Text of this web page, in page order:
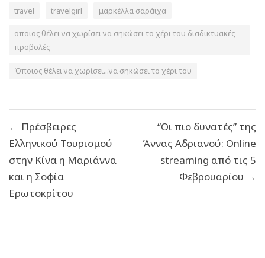
travel travelgirl μαρκέλλα σαράιχα
οποιος θέλει να χωρίσει να σηκώσει το χέρι του διαδικτυακές
προβολές
Όποιος θέλει να χωρίσει...να σηκώσει το χέρι του
άρθρων
← Πρέσβειρες
Ελληνικού Τουρισμού
στην Κίνα η Μαριάννα
και η Σοφία
Ερωτοκρίτου
“Οι πιο δυνατές” της
Άννας Αδριανού: Online
streaming από τις 5
Φεβρουαρίου →